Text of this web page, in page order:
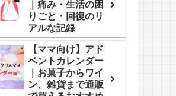
｜痛み・生活の困
りごと・回復のリ
アルな記録
【ママ向け】アド
ベントカレンダー
｜お菓子からワイ
ン、雑貨まで通販